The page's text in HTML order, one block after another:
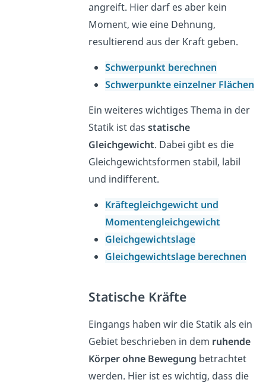
angreift. Hier darf es aber kein
Moment, wie eine Dehnung,
resultierend aus der Kraft geben.
Schwerpunkt berechnen
Schwerpunkte einzelner Flächen
Ein weiteres wichtiges Thema in der
Statik ist das statische
Gleichgewicht. Dabei gibt es die
Gleichgewichtsformen stabil, labil
und indifferent.
Kräftegleichgewicht und
Momentengleichgewicht
Gleichgewichtslage
Gleichgewichtslage berechnen
Statische Kräfte
Eingangs haben wir die Statik als ein
Gebiet beschrieben in dem ruhende
Körper ohne Bewegung betrachtet
werden. Hier ist es wichtig, dass die